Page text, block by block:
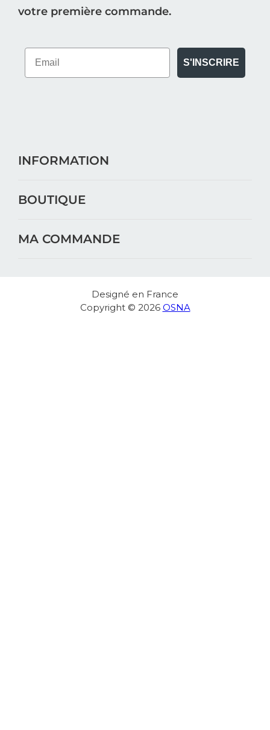
votre première commande.
S'INSCRIRE
INFORMATION
BOUTIQUE
MA COMMANDE
Designé en France
Copyright © 2026 OSNA